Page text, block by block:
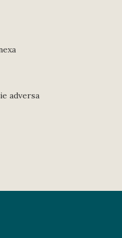
adversa